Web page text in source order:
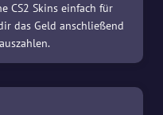
CS2 Skins einfach für
das Geld anschließend